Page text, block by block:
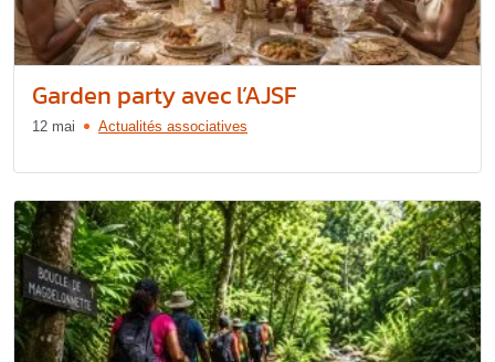
Garden party avec l’AJSF
12 mai Actualités associatives